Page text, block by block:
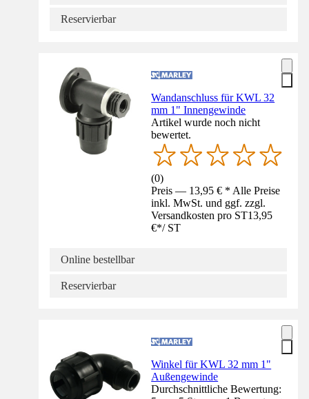
Reservierbar
Wandanschluss für KWL 32
mm 1" Innengewinde
Artikel wurde noch nicht
bewertet.
(0)
Preis — 13,95 € * Alle Preise
inkl. MwSt. und ggf. zzgl.
Versandkosten pro ST13,95
€*/ ST
Online bestellbar
Reservierbar
Winkel für KWL 32 mm 1"
Außengewinde
Durchschnittliche Bewertung: